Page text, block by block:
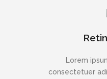
Lorem
consectetuer